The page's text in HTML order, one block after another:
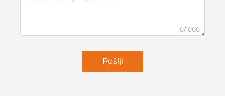
0/1000
Pošlji